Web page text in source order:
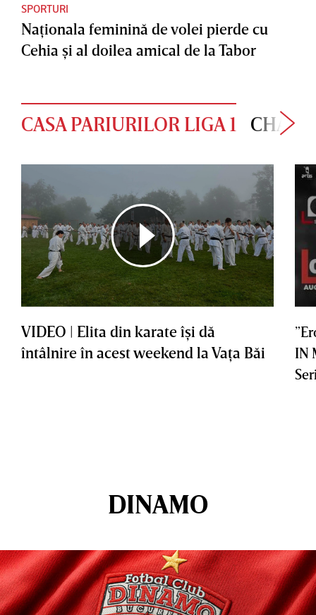
SPORTURI
Naţionala feminină de volei pierde cu
Cehia şi al doilea amical de la Tabor
CASA PARIURILOR LIGA 1
VIDEO | Elita din karate îşi dă
întâlnire în acest weekend la Vaţa Băi
IN
DINAMO